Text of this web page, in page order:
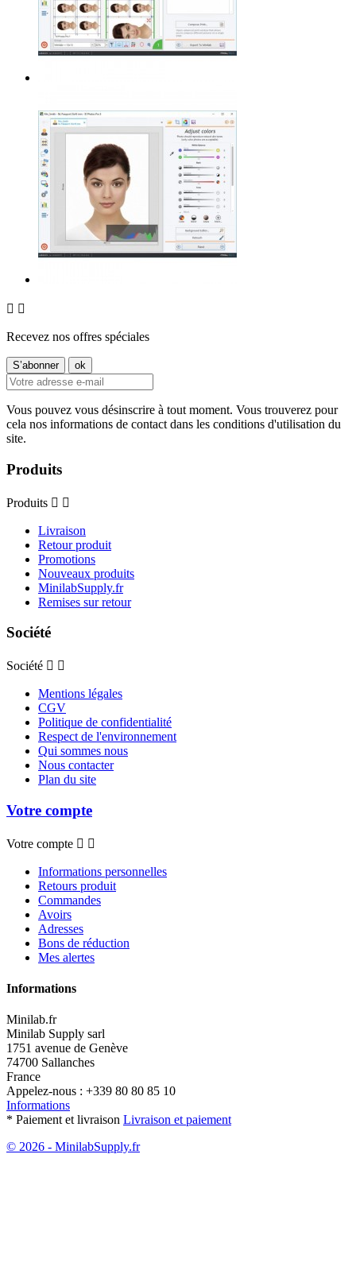
 
Recevez nos offres spéciales
Vous pouvez vous désinscrire à tout moment. Vous trouverez pour
cela nos informations de contact dans les conditions d'utilisation du
site.
Produits
Produits  
Livraison
Retour produit
Promotions
Nouveaux produits
MinilabSupply.fr
Remises sur retour
Société
Société  
Mentions légales
CGV
Politique de confidentialité
Respect de l'environnement
Qui sommes nous
Nous contacter
Plan du site
Votre compte
Votre compte  
Informations personnelles
Retours produit
Commandes
Avoirs
Adresses
Bons de réduction
Mes alertes
Informations
Minilab.fr
Minilab Supply sarl
1751 avenue de Genève
74700 Sallanches
France
Appelez-nous : +339 80 80 85 10
Informations
* Paiement et livraison Livraison et paiement
© 2026 - MinilabSupply.fr